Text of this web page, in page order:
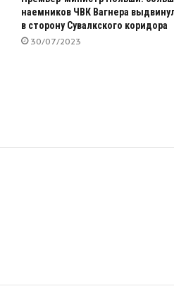
наемников ЧВК Вагнера
в сторону Сувалкского коридора
30/07/2023